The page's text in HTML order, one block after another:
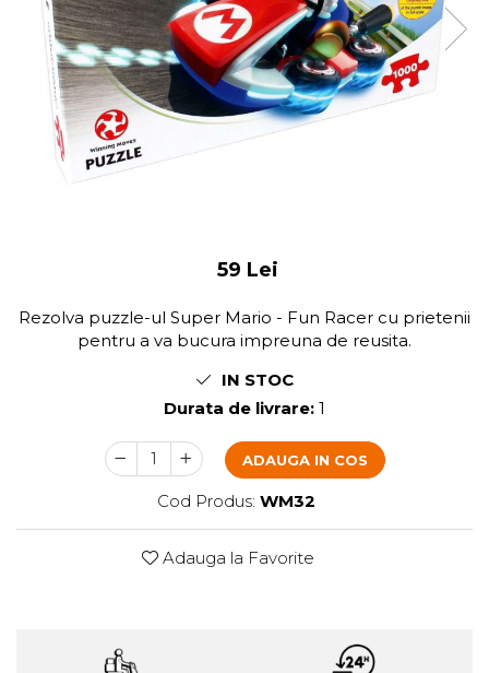
59 Lei
Rezolva puzzle-ul Super Mario - Fun Racer cu prietenii
pentru a va bucura impreuna de reusita.
IN STOC
Durata de livrare: 1
ADAUGA IN COS
Cod Produs: WM32
Adauga la Favorite